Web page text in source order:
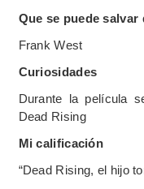
Que se puede salvar
Frank West
Curiosidades
Durante la película
Dead Rising
Mi calificación
“Dead Rising, el hijo